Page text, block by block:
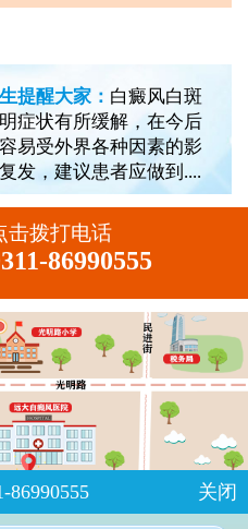
提醒大家： 白癜风白斑
症状有所缓解，在今后
易受外界各种因素的影
发，建议患者应做到....
击拨打电话
86990555
86990555 关闭